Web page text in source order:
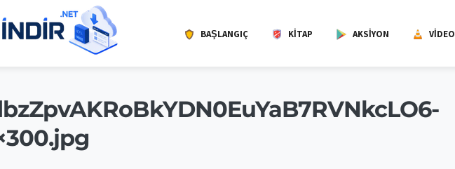
BAŞLANGIÇ KITAP AKSIYON VIDEO